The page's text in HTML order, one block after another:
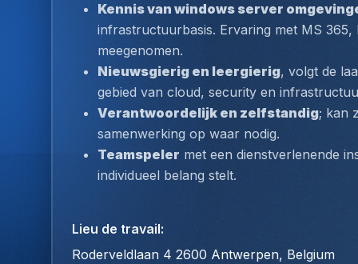
Kennis van windows server
infrastructuurbasis. Ervaring met MS
meegenomen.
Nieuwsgierig en leergierig, volgt de
gebied van cloud, security en
Verantwoordelijk en zelfstandig; kan
samenwerking op waar nodig.
Teamspeler met een dienstverlenende
individueel belang stelt.
Lieu de travail:
Roderveldlaan 4 2600 Antwerpen, Belgium